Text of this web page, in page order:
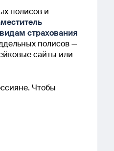
полисов и
страхования
полисов —
сайты или
Чтобы